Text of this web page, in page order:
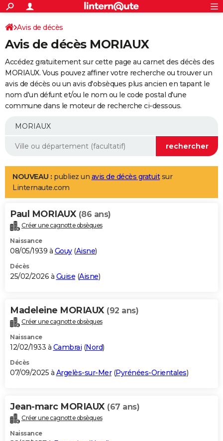
ACTUALITÉS
Politique
Société
Faits Divers
Education
Monde
Villes
+
SPORT
Coupe du monde 2026
Football
Tennis
Cyclisme
Rugby
Forum
Programme TV
TNT
Streaming
Cinéma
Sorties cinéma
Musique
+
FINANCE
Retraite
Epargne
Immobilier
Risques naturels par ville
Banque
Assurance
AUTO
Essais
Réserver un essai
Citadines
Berlines
SUV
Forum auto
+
Mobiles
Meilleur smartphone
Internet
Ordinateurs
Jeux vidéo
Guide high-tech
Aménagement intérieur
LIFESTYLE
Art de vivre
Bien-être
Loisirs
Mode
Modes de vie
Alimentation
Guide de la santé
Maladies
Médicaments
Sommeil
VOYAGE
Destinations
City break
Voyage nature
Voyage de noces
Forum
Climat
+PHOTO
GUIDES D'ACHAT
BONS PLANS
Carte de Noël
Carte Bonne année
Carte Saint-Valentin
Carte Pâques
Carte d'anniversaire
DICTIONNAIRE
Dictionnaire
Biographies
Citations
Expressions
Proverbes
PROGRAMME TV
S'inscrire
Se connecter
Lycées
Collèges
Primaires
Universités
Entreprises
Service militaire
Avis de recherche
AVIS DE DÉCÈS
Bricolage
Lifestyle
Culture
Sport
Auto
Television
Voyage
Cinema
Avis de décès
Avis de décès MORIAUX
Accédez gratuitement sur cette page au carnet des décès des
MORIAUX. Vous pouvez affiner votre recherche ou trouver un
avis de décès ou un avis d'obsèques plus ancien en tapant le
nom d'un défunt et/ou le nom ou le code postal d'une
commune dans le moteur de recherche ci-dessous.
NOUVEAU : publiez un avis de décès gratuitsur
Linternaute.com
Paul MORIAUX (86 ans)
Créer une cagnotte obsèques
Naissance
08/05/1939 à Gouy(Aisne)
Décès
25/02/2026 à Guise (Aisne)
Madeleine MORIAUX (92 ans)
Créer une cagnotte obsèques
Naissance
12/02/1933 à Cambrai (Nord)
Décès
07/09/2025 à Argelès-sur-Mer(Pyrénées-Orientales)
Jean-marc MORIAUX (67 ans)
Créer une cagnotte obsèques
Naissance